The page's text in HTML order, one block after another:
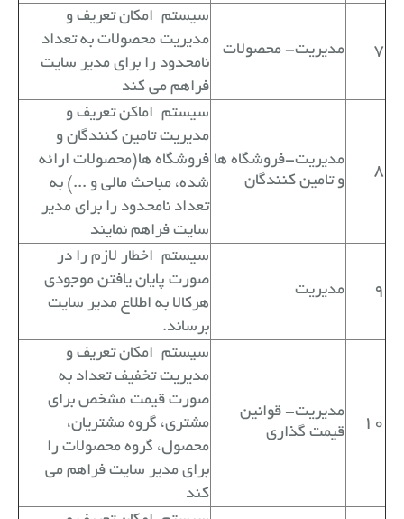
7 مدیریت- محصولات
سیستم امکان تعریف و
مدیریت محصولات به تعداد
نامحدود را برای مدیر سایت
فراهم می کند
8
مدیریت-فروشگاه ها
و تامین کنندگان
سیستم اماکن تعریف و
مدیریت تامین کنندگان و
فروشگاه ها(محصولات ارائه
شده، مباحث مالی و ...) به
تعداد نامحدود را برای مدیر
سایت فراهم نمایند
9 مدیریت
سیستم اخطار لازم را در
صورت پایان یافتن موجودی
هرکالا به اطلاع مدیر سایت
برساند.
10
مدیریت- قوانین
قیمت گذاری
سیستم امکان تعریف و
مدیریت تخفیف تعداد به
صورت قیمت مشخص برای
مشتری، گروه مشتریان،
محصول، گروه محصولات را
برای مدیر سایت فراهم می
کند